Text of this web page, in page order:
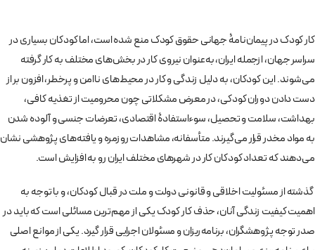
کار کودک در پیمان‌نامۀ جهانی حقوق کودک منع شده است، اما کودکان بسیاری در
سراسر جهان، ازجمله ایران، به‌عنوان نیروی کار در بخش‌های مختلف به کار گرفته
می‌شوند. این کودکان، به دلیل زندگی و کار در محیط‌های ناامن و پرخطر، افزون بر از
دست دادن دوران کودکی، در معرض مشکلاتی چون محرومیت از تغذیه کافی،
بهداشت، سلامت و تحصیل، سوءاستفادۀ اقتصادی، تعرضات جنسی و آلوده شدن
به مواد مخدر قرار می‌گیرند. متأسفانه، مشاهدات روزمره و یافته‌های پژوهشی نشان
می‌دهند که تعداد کودکان کار در شهرهای مختلف ایران رو به افزایش است.
گذشته از مسئولیت اخلاقی و قانونی دولت و ملت در قبال کودکان، و با توجه به
اهمیت کیفیت زندگی آنان، حذف کار کودک یکی از مهم‌ترین مسائلی است که باید در
صدر توجه پژوهشگران، برنامه‌ریزان و مسئولان اجرایی قرار گیرد. یکی از موانع اصلی